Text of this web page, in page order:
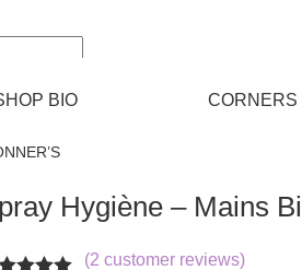
BIO CORNERS
Hygiène – Mains
(2 customer reviews)